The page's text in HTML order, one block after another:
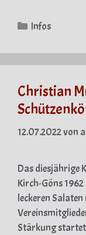
Kategorien
Infos
Christian
12.07.2022von
Das diesjährige
Kirch-Göns
leckeren
Stärkung